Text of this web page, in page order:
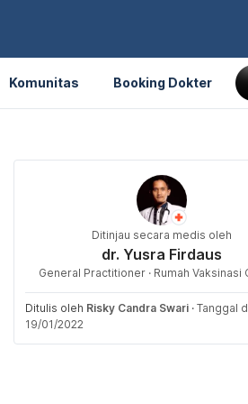
Komunitas Booking Dokter
Ditinjau secara medis oleh
dr. Yusra Firdaus
General Practitioner · Rumah Vaksinasi
Ditulis oleh Risky Candra Swari · Tanggal
19/01/2022